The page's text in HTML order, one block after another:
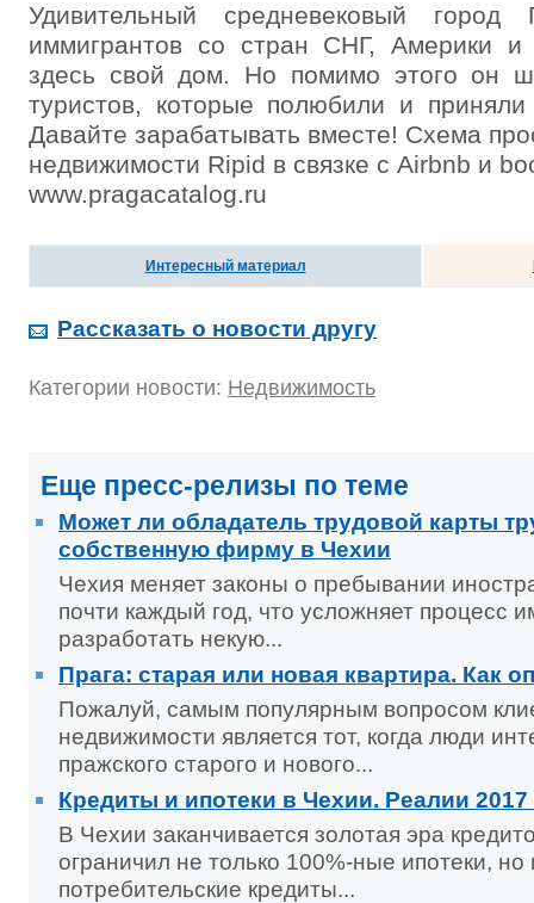
Удивительный средневековый город
иммигрантов со стран СНГ, Америки
здесь свой дом. Но помимо этого он
туристов, которые полюбили и
Давайте зарабатывать вместе! Схема
недвижимости Ripid в связке с Airbnb и
www.pragacatalog.ru
Интересный материал
Рассказать о новости другу
Категории новости: Недвижимость
Еще пресс-релизы по теме
Может ли обладатель трудовой карты
собственную фирму в Чехии
Чехия меняет законы о пребывании
почти каждый год, что усложняет процесс
разработать некую...
Прага: старая или новая квартира. Как
Пожалуй, самым популярным вопросом
недвижимости является тот, когда люди
пражского старого и нового...
Кредиты и ипотеки в Чехии. Реалии 2017
В Чехии заканчивается золотая эра
ограничил не только 100%-ные ипотеки,
потребительские кредиты...